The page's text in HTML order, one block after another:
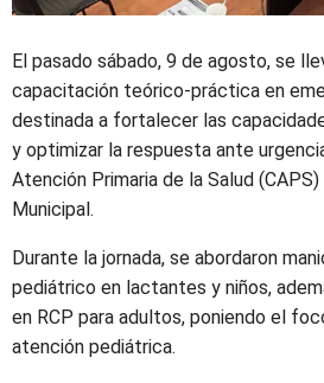
El pasado sábado, 9 de agosto, se
capacitación teórico-práctica en
destinada a fortalecer las
y optimizar la respuesta ante
Atención Primaria de la Salud
Municipal.
Durante la jornada, se abordaron
pediátrico en lactantes y niños,
en RCP para adultos, poniendo el
atención pediátrica.